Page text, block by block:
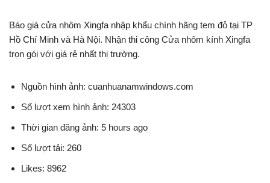
Báo giá cửa nhôm Xingfa nhập khẩu chính hãng tem đỏ tại TP
Hồ Chí Minh và Hà Nội. Nhận thi công Cửa nhôm kính Xingfa
trọn gói với giá rẻ nhất thị trường.
Nguồn hình ảnh: cuanhuanamwindows.com
Số lượt xem hình ảnh: 24303
Thời gian đăng ảnh: 5 hours ago
Số lượt tải: 260
Likes: 8962